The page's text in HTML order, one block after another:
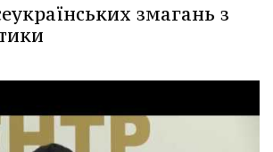
змагань з